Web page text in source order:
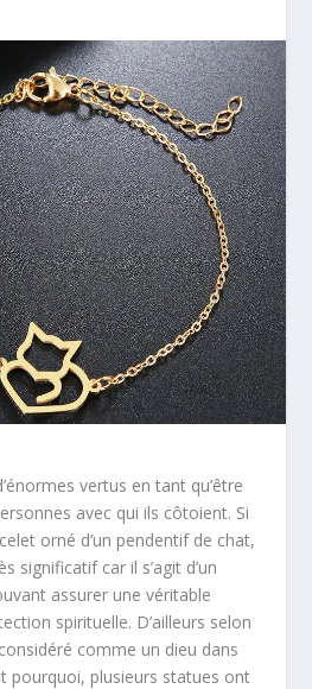
vertus en tant qu’être
avec qui ils côtoient. Si
orné d’un pendentif de chat,
significatif car il s’agit d’un
assurer une véritable
spirituelle. D’ailleurs selon
comme un dieu dans
pourquoi, plusieurs statues ont